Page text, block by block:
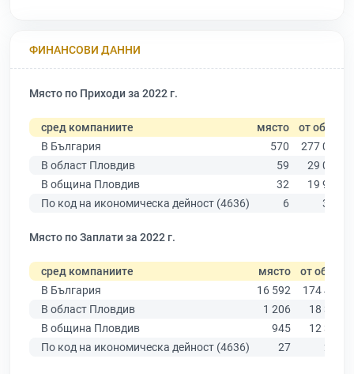
ФИНАНСОВИ ДАННИ
Място по Приходи за 2022 г.
сред компаниите място от общо
В България
570
277 019
В област Пловдив
59
29 067
В община Пловдив
32
19 939
По код на икономическа дейност (4636)
6 321
Място по Заплати за 2022 г.
сред компаниите място от общо
В България
16 592
174 403
В област Пловдив
1 206
18 305
В община Пловдив
945
12 387
По код на икономическа дейност (4636)
27 230